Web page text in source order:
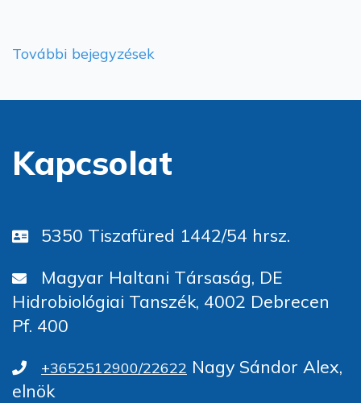
További bejegyzések
Kapcsolat
5350 Tiszafüred 1442/54 hrsz.
Magyar Haltani Társaság, DE
Hidrobiológiai Tanszék, 4002 Debrecen
Pf. 400
+3652512900/22622 Nagy Sándor Alex,
elnök